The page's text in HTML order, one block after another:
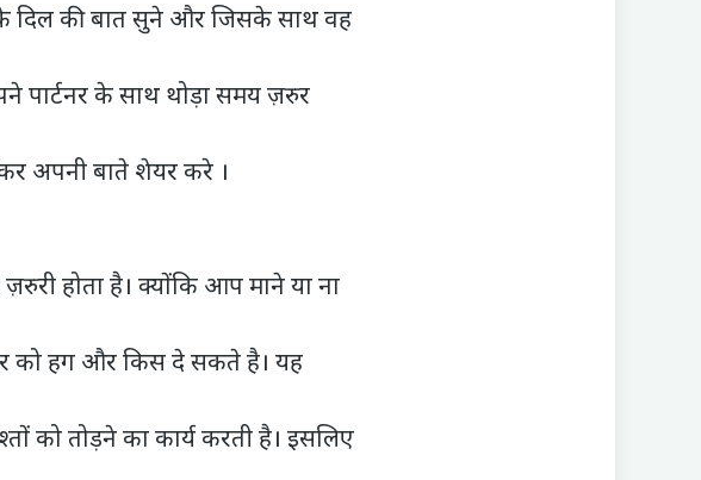
दिल की बात सुने और जिसके साथ वह
पार्टनर के साथ थोड़ा समय ज़रुर
अपनी बाते शेयर करे ।
होता है। क्योंकि आप माने या ना
को हग और किस दे सकते है। यह
को तोड़ने का कार्य करती है। इसलिए